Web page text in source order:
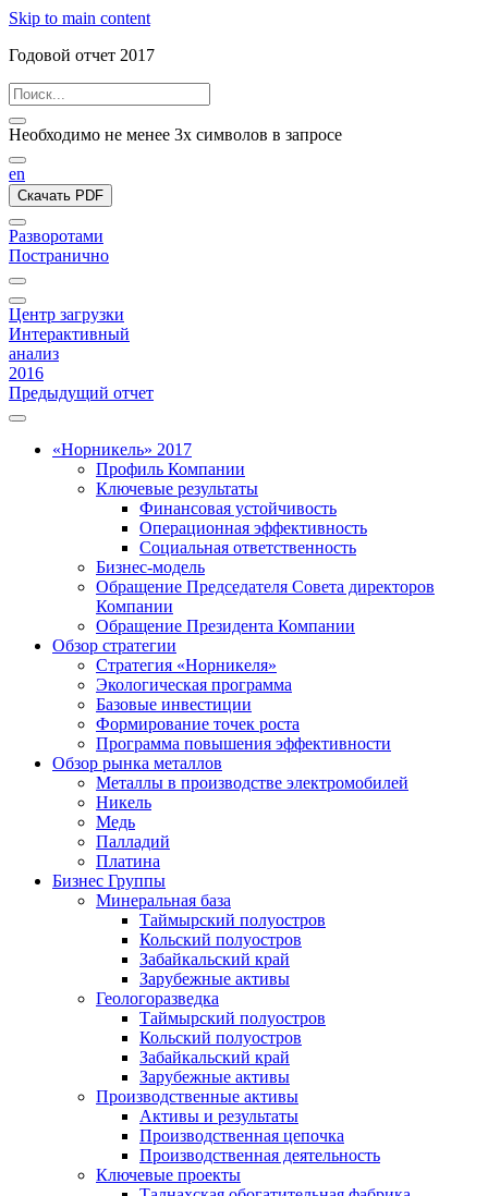
Skip to main content
Годовой отчет 2017
Необходимо не менее 3х символов в запросе
en
Скачать PDF
Разворотами
Постранично
Центр загрузки
Интерактивный
анализ
2016
Предыдущий отчет
«Норникель» 2017
Профиль Компании
Ключевые результаты
Финансовая устойчивость
Операционная эффективность
Социальная ответственность
Бизнес-модель
Обращение Председателя Совета директоров
Компании
Обращение Президента Компании
Обзор стратегии
Стратегия «Норникеля»
Экологическая программа
Базовые инвестиции
Формирование точек роста
Программа повышения эффективности
Обзор рынка металлов
Металлы в производстве электромобилей
Никель
Медь
Палладий
Платина
Бизнес Группы
Минеральная база
Таймырский полуостров
Кольский полуостров
Забайкальский край
Зарубежные активы
Геологоразведка
Таймырский полуостров
Кольский полуостров
Забайкальский край
Зарубежные активы
Производственные активы
Активы и результаты
Производственная цепочка
Производственная деятельность
Ключевые проекты